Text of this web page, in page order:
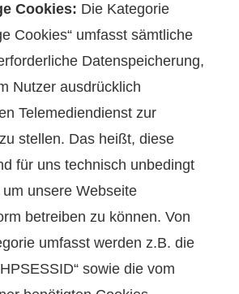
Cookies: Die Kategorie
Cookies“ umfasst sämtliche
Datenspeicherung,
Nutzer ausdrücklich
Telemediendienst zur
stellen. Das heißt, diese
für uns technisch unbedingt
unsere Webseite
betreiben zu können. Von
umfasst werden z.B. die
sowie die vom